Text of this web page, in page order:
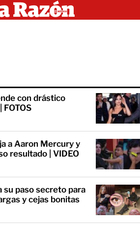
con drástico
a Aaron Mercury y
resultado | VIDEO
su paso secreto para
y cejas bonitas